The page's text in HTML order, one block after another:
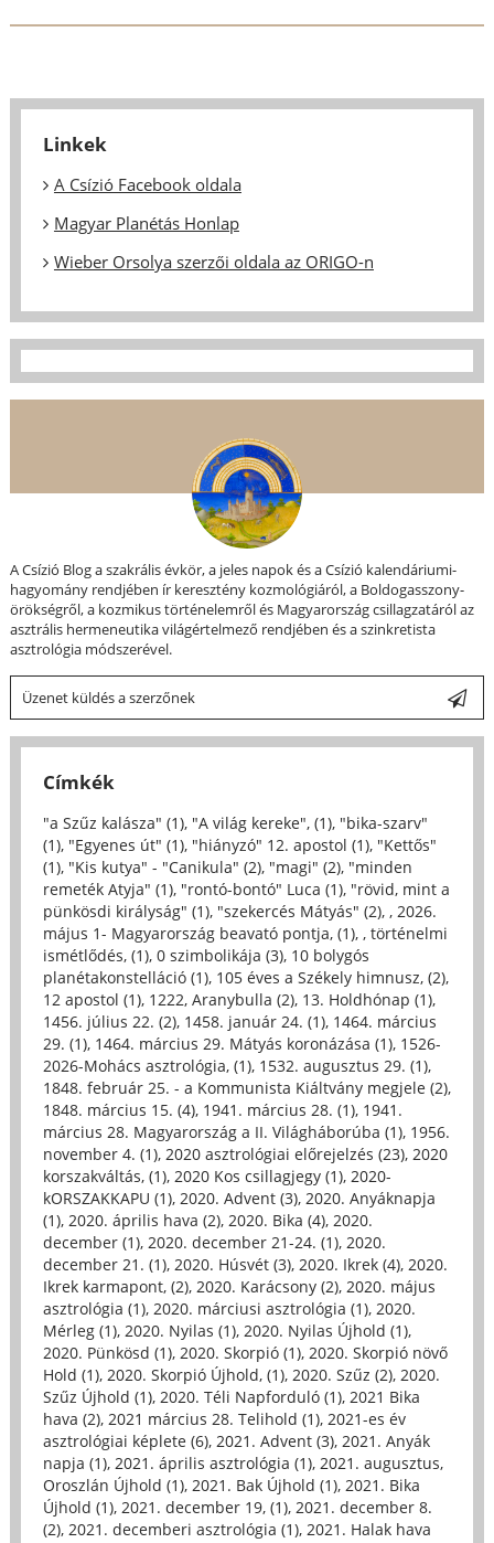
Linkek
A Csízió Facebook oldala
Magyar Planétás Honlap
Wieber Orsolya szerzői oldala az ORIGO-n
A Csízió Blog a szakrális évkör, a jeles napok és a Csízió kalendáriumi-
hagyomány rendjében ír keresztény kozmológiáról, a Boldogasszony-
örökségről, a kozmikus történelemről és Magyarország csillagzatáról az
asztrális hermeneutika világértelmező rendjében és a szinkretista
asztrológia módszerével.
Üzenet küldés a szerzőnek
Címkék
"a Szűz kalásza" (1), "A világ kereke", (1), "bika-szarv"
(1), "Egyenes út" (1), "hiányzó" 12. apostol (1), "Kettős"
(1), "Kis kutya" - "Canikula" (2), "magi" (2), "minden
remeték Atyja" (1), "rontó-bontó" Luca (1), "rövid, mint a
pünkösdi királyság" (1), "szekercés Mátyás" (2), , 2026.
május 1- Magyarország beavató pontja, (1), , történelmi
ismétlődés, (1), 0 szimbolikája (3), 10 bolygós
planétakonstelláció (1), 105 éves a Székely himnusz, (2),
12 apostol (1), 1222, Aranybulla (2), 13. Holdhónap (1),
1456. július 22. (2), 1458. január 24. (1), 1464. március
29. (1), 1464. március 29. Mátyás koronázása (1), 1526-
2026-Mohács asztrológia, (1), 1532. augusztus 29. (1),
1848. február 25. - a Kommunista Kiáltvány megjele (2),
1848. március 15. (4), 1941. március 28. (1), 1941.
március 28. Magyarország a II. Világháborúba (1), 1956.
november 4. (1), 2020 asztrológiai előrejelzés (23), 2020
korszakváltás, (1), 2020 Kos csillagjegy (1), 2020-
kORSZAKKAPU (1), 2020. Advent (3), 2020. Anyáknapja
(1), 2020. április hava (2), 2020. Bika (4), 2020.
december (1), 2020. december 21-24. (1), 2020.
december 21. (1), 2020. Húsvét (3), 2020. Ikrek (4), 2020.
Ikrek karmapont, (2), 2020. Karácsony (2), 2020. május
asztrológia (1), 2020. márciusi asztrológia (1), 2020.
Mérleg (1), 2020. Nyilas (1), 2020. Nyilas Újhold (1),
2020. Pünkösd (1), 2020. Skorpió (1), 2020. Skorpió növő
Hold (1), 2020. Skorpió Újhold, (1), 2020. Szűz (2), 2020.
Szűz Újhold (1), 2020. Téli Napforduló (1), 2021 Bika
hava (2), 2021 március 28. Telihold (1), 2021-es év
asztrológiai képlete (6), 2021. Advent (3), 2021. Anyák
napja (1), 2021. április asztrológia (1), 2021. augusztus,
Oroszlán Újhold (1), 2021. Bak Újhold (1), 2021. Bika
Újhold (1), 2021. december 19, (1), 2021. december 8.
(2), 2021. decemberi asztrológia (1), 2021. Halak hava